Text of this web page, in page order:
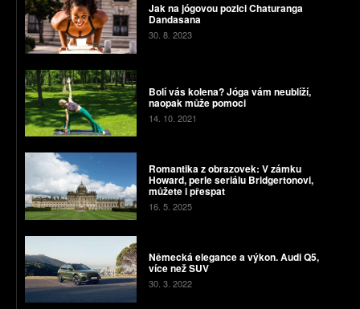
Jak na jógovou pozici Chaturanga
Dandasana
30. 8. 2023
Bolí vás kolena? Jóga vám neublíží,
naopak může pomoci
14. 10. 2021
Romantika z obrazovek: V zámku
Howard, perle seriálu Bridgertonovi,
můžete i přespat
16. 5. 2025
Německá elegance a výkon. Audi Q5,
více než SUV
30. 3. 2022